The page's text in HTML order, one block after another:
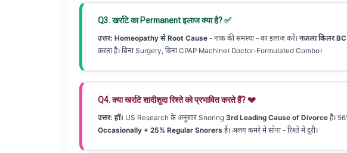
Q3. खर्राटे का Permanent इलाज क्या है? ✅
उत्तर: Homeopathy से Root Cause - नाक की समस्या - का इलाज करें। नज़ला किलर
करता है। बिना Surgery, बिना CPAP Machine। Doctor-Formulated Combo।
Q4. क्या खर्राटे शादीशुदा रिश्ते को प्रभावित करते हैं? 💔
उत्तर: हाँ। US Research के अनुसार Snoring 3rd Leading Cause of Divorce है।
Occasionally + 25% Regular Snorers हैं। अलग कमरे में सोना - रिश्ते में दूरी।